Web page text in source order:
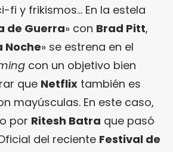
fi y frikismos… En la estela
de Guerra» con Brad Pitt,
Noche» se estrena en el
con un objetivo bien
que Netflix también es
mayúsculas. En este caso,
por Ritesh Batra que pasó
del reciente Festival de